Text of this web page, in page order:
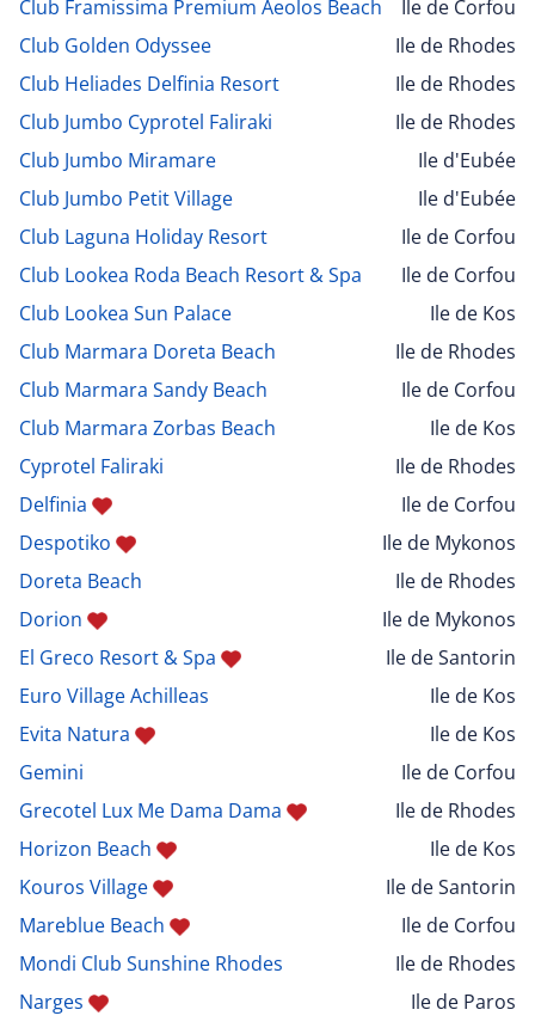
Club Framissima Premium Aeolos Beach
Ile de Corfou
Club Golden Odyssee
Ile de Rhodes
Club Heliades Delfinia Resort
Ile de Rhodes
Club Jumbo Cyprotel Faliraki
Ile de Rhodes
Club Jumbo Miramare
Ile d'Eubée
Club Jumbo Petit Village
Ile d'Eubée
Club Laguna Holiday Resort
Ile de Corfou
Club Lookea Roda Beach Resort & Spa
Ile de Corfou
Club Lookea Sun Palace
Ile de Kos
Club Marmara Doreta Beach
Ile de Rhodes
Club Marmara Sandy Beach
Ile de Corfou
Club Marmara Zorbas Beach
Ile de Kos
Cyprotel Faliraki
Ile de Rhodes
Delfinia
Ile de Corfou
Despotiko
Ile de Mykonos
Doreta Beach
Ile de Rhodes
Dorion
Ile de Mykonos
El Greco Resort & Spa
Ile de Santorin
Euro Village Achilleas
Ile de Kos
Evita Natura
Ile de Kos
Gemini
Ile de Corfou
Grecotel Lux Me Dama Dama
Ile de Rhodes
Horizon Beach
Ile de Kos
Kouros Village
Ile de Santorin
Mareblue Beach
Ile de Corfou
Mondi Club Sunshine Rhodes
Ile de Rhodes
Narges
Ile de Paros